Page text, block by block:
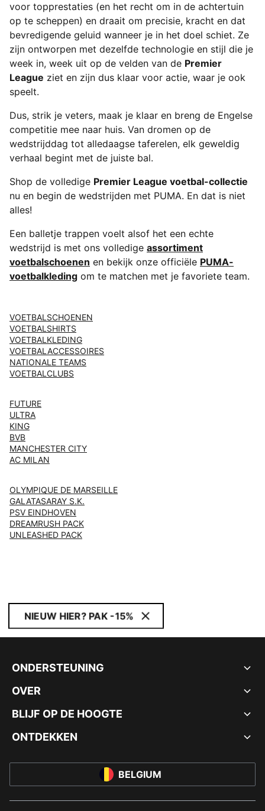
voor topprestaties (en het recht om in de achtertuin
op te scheppen) en draait om precisie, kracht en dat
bevredigende geluid wanneer je in het doel schiet. Ze
zijn ontworpen met dezelfde technologie en stijl die je
week in, week uit op de velden van de Premier
League ziet en zijn dus klaar voor actie, waar je ook
speelt.
Dus, strik je veters, maak je klaar en breng de Engelse
competitie mee naar huis. Van dromen op de
wedstrijddag tot alledaagse taferelen, elk geweldig
verhaal begint met de juiste bal.
Shop de volledige Premier League voetbal-collectie
nu en begin de wedstrijden met PUMA. En dat is niet
alles!
Een balletje trappen voelt alsof het een echte
wedstrijd is met ons volledige assortiment
voetbalschoenen en bekijk onze officiële PUMA-
voetbalkleding om te matchen met je favoriete team.
VOETBALSCHOENEN
VOETBALSHIRTS
VOETBALKLEDING
VOETBALACCESSOIRES
NATIONALE TEAMS
VOETBALCLUBS
FUTURE
ULTRA
KING
BVB
MANCHESTER CITY
AC MILAN
OLYMPIQUE DE MARSEILLE
GALATASARAY S.K.
PSV EINDHOVEN
DREAMRUSH PACK
UNLEASHED PACK
NIEUW HIER? PAK -15%
ONDERSTEUNING
OVER
BLIJF OP DE HOOGTE
ONTDEKKEN
BELGIUM